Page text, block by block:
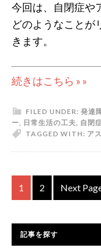
今回は、自閉症や
どのようなことが
きます。
続きはこちら » »
FILED UNDER: 発達
ー, 日常生活の工夫, 自閉
TAGGED WITH: ア
1 2 Next
記事を探す